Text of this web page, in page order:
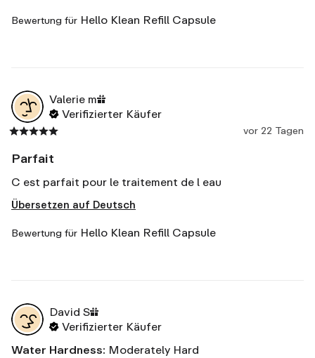
Bewertung für Hello Klean Refill Capsule
Valerie m
Verifizierter Käufer
vor 22 Tagen
Parfait
C est parfait pour le traitement de l eau
Übersetzen auf Deutsch
Bewertung für Hello Klean Refill Capsule
David S
Verifizierter Käufer
Water Hardness: Moderately Hard